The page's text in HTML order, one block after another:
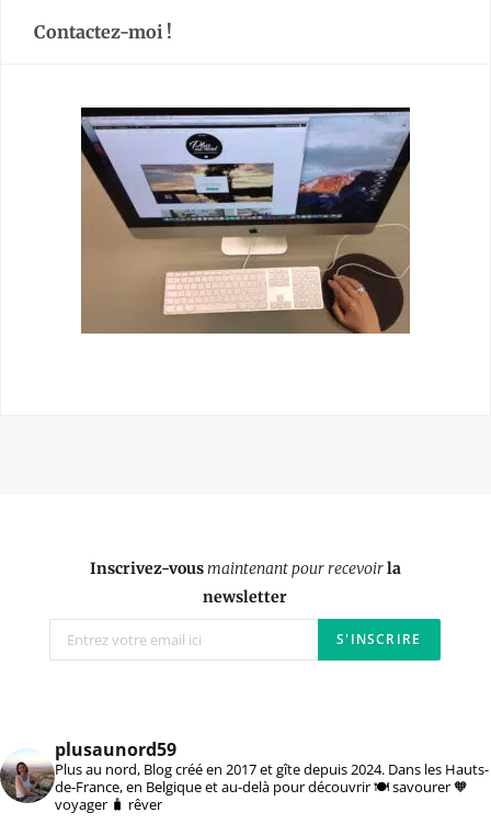
Contactez-moi !
Inscrivez-vousmaintenant pour recevoirla
newsletter
plusaunord59
Plus au nord, Blog créé en 2017 et gîte depuis 2024. Dans les Hauts-
de-France, en Belgique et au-delà pour découvrir 🍽️ savourer 🧡
voyager 🧳 rêver